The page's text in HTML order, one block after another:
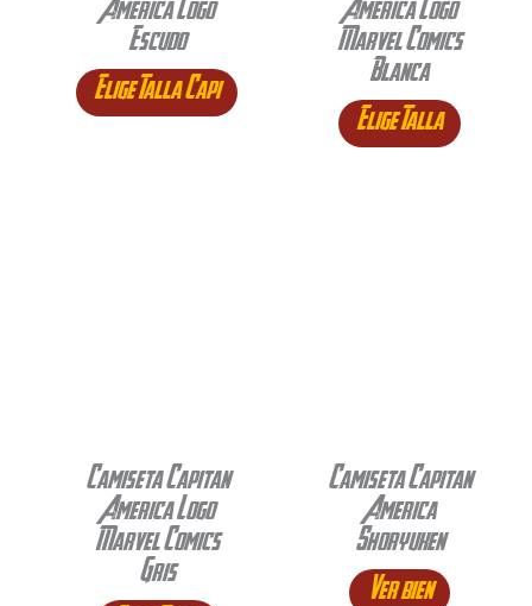
America Logo
Escudo
Elige Talla Capi
America Logo
Marvel Comics
Blanca
Elige Talla
Camiseta Capitan
America Logo
Marvel Comics
Gris
Camiseta Capitan
America
Shoryuken
Ver bien